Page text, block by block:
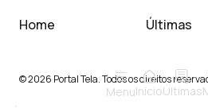
MenuInícioÚltimas
Home Últimas
© 2026 Portal Tela. Todos os direitos